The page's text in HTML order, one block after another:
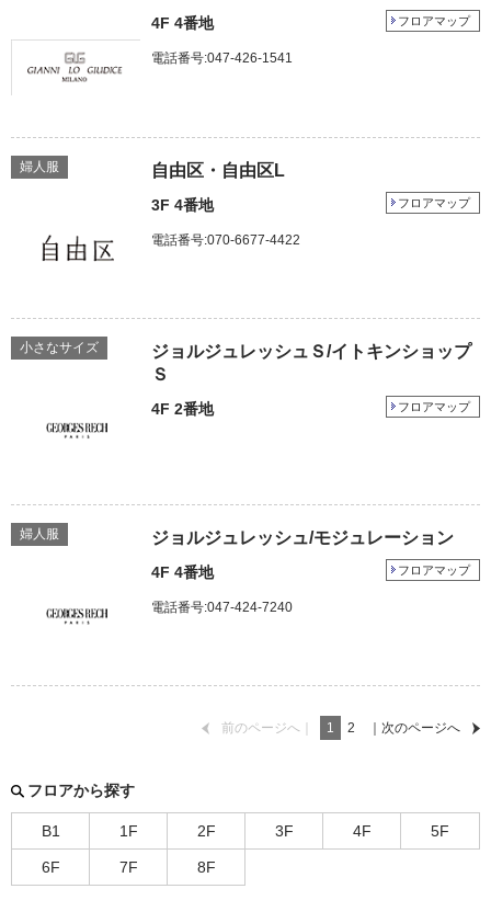
4F 4番地 フロアマップ
電話番号:047-426-1541
婦人服 自由区・自由区L
3F 4番地 フロアマップ
電話番号:070-6677-4422
小さなサイズ
ジョルジュレッシュＳ/イトキンショップ
Ｓ
4F 2番地 フロアマップ
婦人服 ジョルジュレッシュ/モジュレーション
4F 4番地 フロアマップ
電話番号:047-424-7240
前のページへ｜ 1 2 ｜次のページへ
フロアから探す
B1 1F 2F 3F 4F 5F
6F 7F 8F